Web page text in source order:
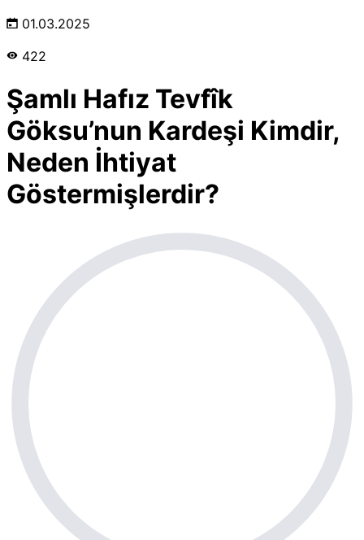
01.03.2025
422
Şamlı Hafız Tevfîk
Göksu’nun Kardeşi Kimdir,
Neden İhtiyat
Göstermişlerdir?